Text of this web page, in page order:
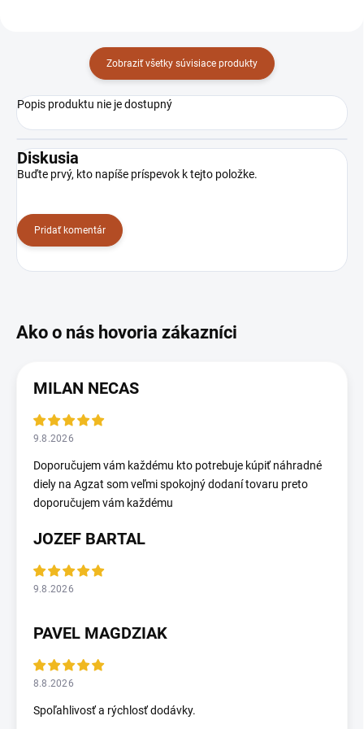
Zobraziť všetky súvisiace produkty
Popis produktu nie je dostupný
Diskusia
Buďte prvý, kto napíše príspevok k tejto položke.
Pridať komentár
MILAN NECAS
9.8.2026
Doporučujem vám každému kto potrebuje kúpiť náhradné
diely na Agzat som veľmi spokojný dodaní tovaru preto
doporučujem vám každému
JOZEF BARTAL
9.8.2026
PAVEL MAGDZIAK
8.8.2026
Spoľahlivosť a rýchlosť dodávky.